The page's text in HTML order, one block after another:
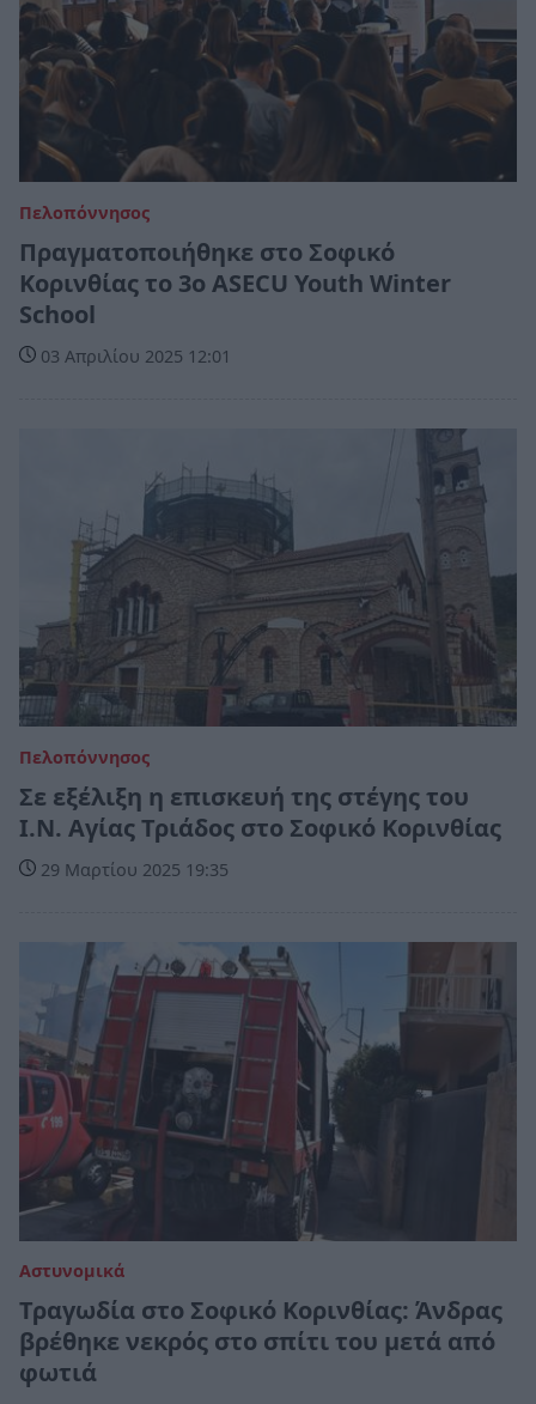
Πελοπόννησος
Πραγματοποιήθηκε στο Σοφικό
Κορινθίας το 3ο ASECU Youth Winter
School
03 Απριλίου 2025 12:01
Πελοπόννησος
Σε εξέλιξη η επισκευή της στέγης του
Ι.Ν. Αγίας Τριάδος στο Σοφικό Κορινθίας
29 Μαρτίου 2025 19:35
Αστυνομικά
Τραγωδία στο Σοφικό Κορινθίας: Άνδρας
βρέθηκε νεκρός στο σπίτι του μετά από
φωτιά